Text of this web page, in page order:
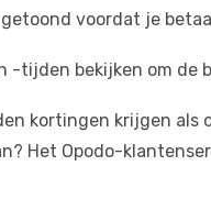
voordat je
tijden bekijken om de
kortingen krijgen als
Het Opodo-